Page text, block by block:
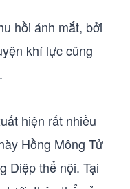
hồi ánh mắt, bởi
khí lực cũng
hiện rất nhiều
Hồng Mông Tử
Diệp thể nội. Tại